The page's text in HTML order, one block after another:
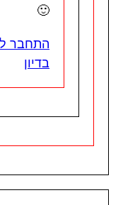
🙂
התחבר
בדיון